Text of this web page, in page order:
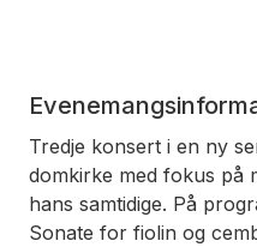
Tredje konsert i en ny
domkirke med fokus på
hans samtidige. På
Sonate for fiolin og